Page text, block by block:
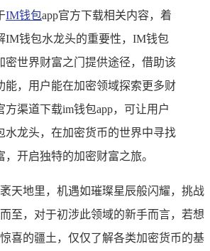
IM钱包app官方下载相关内容，着
IM钱包水龙头的重要性，IM钱包
密世界财富之门提供途径，借助该
能，用户能在加密领域探索更多财
方渠道下载im钱包app，可让用户
水龙头，在加密货币的世界中寻找
，开启独特的加密财富之旅。
天地里，机遇如璀璨星辰般闪耀，挑战
至，对于初涉此领域的新手而言，若想
喜的疆土，仅仅了解各类加密货币的基